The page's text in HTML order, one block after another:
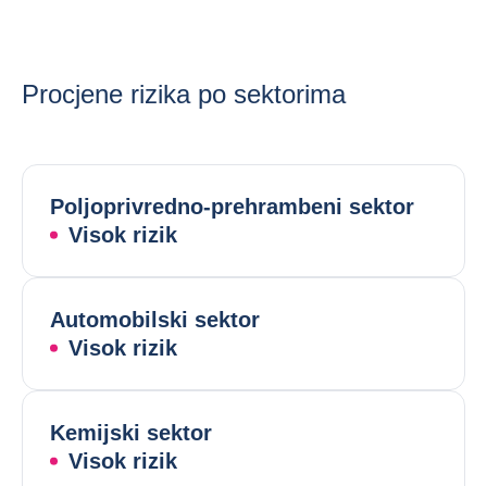
Procjene rizika po sektorima
Poljoprivredno-prehrambeni sektor
Visok rizik
Automobilski sektor
Visok rizik
Kemijski sektor
Visok rizik